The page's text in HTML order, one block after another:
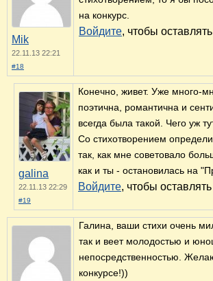
Mik
22.11.13 22:21
#18
на конкурс.
Войдите, чтобы
galina
22.11.13 22:29
#19
Конечно, живет. Уже много-
поэтична, романтична и
всегда была такой. Чего уж
Со стихотворением
так, как мне советовало
как и ты - остановилась на
Войдите, чтобы
Галина, ваши стихи очень
так и веет молодостью и
непосредственностью.
конкурсе!))